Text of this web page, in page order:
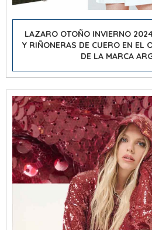
LAZARO OTOÑO INVIERNO
Y RIÑONERAS DE CUERO EN EL
DE LA MARCA